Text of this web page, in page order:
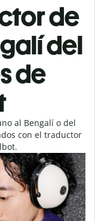
de
del
de
al Bengalí o del
con el traductor